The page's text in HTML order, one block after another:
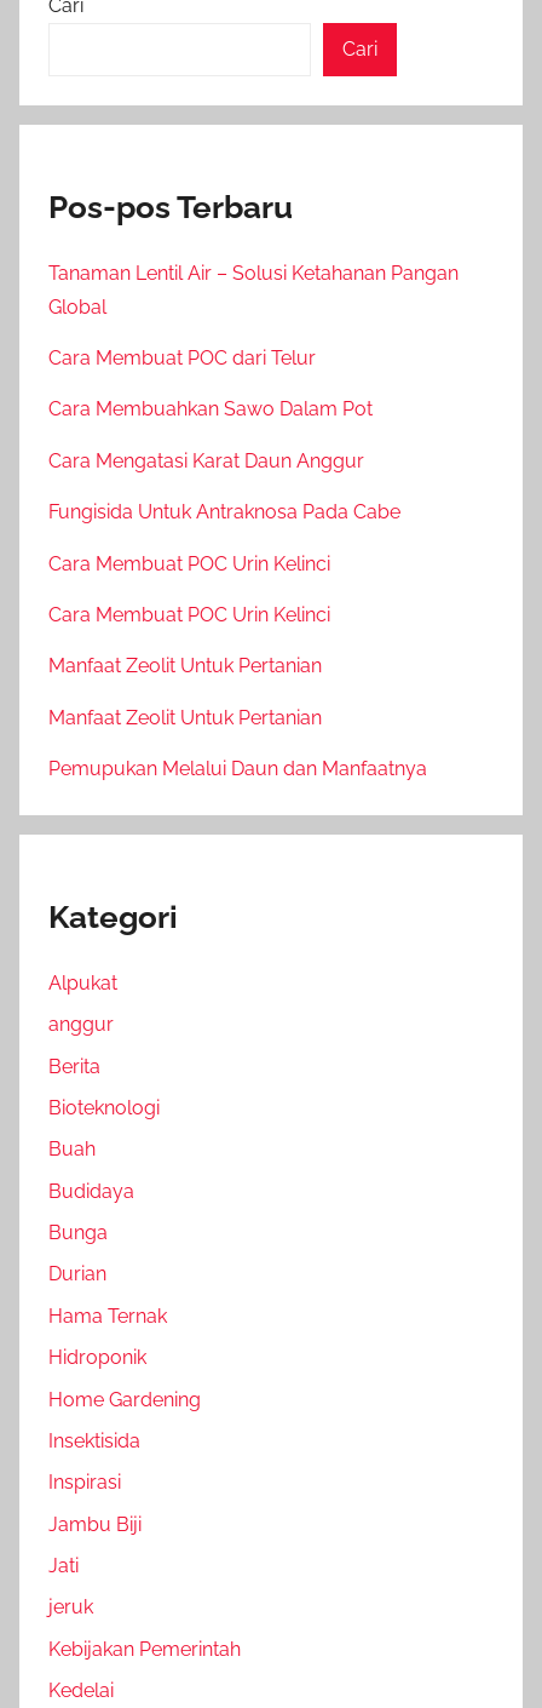
Cari
Cari
Pos-pos Terbaru
Tanaman Lentil Air – Solusi Ketahanan Pangan
Global
Cara Membuat POC dari Telur
Cara Membuahkan Sawo Dalam Pot
Cara Mengatasi Karat Daun Anggur
Fungisida Untuk Antraknosa Pada Cabe
Cara Membuat POC Urin Kelinci
Cara Membuat POC Urin Kelinci
Manfaat Zeolit Untuk Pertanian
Manfaat Zeolit Untuk Pertanian
Pemupukan Melalui Daun dan Manfaatnya
Kategori
Alpukat
anggur
Berita
Bioteknologi
Buah
Budidaya
Bunga
Durian
Hama Ternak
Hidroponik
Home Gardening
Insektisida
Inspirasi
Jambu Biji
Jati
jeruk
Kebijakan Pemerintah
Kedelai